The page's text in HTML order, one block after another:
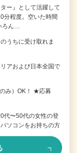
ー』として活躍して
分程度。空いた時間
ろん…
うちに受け取れま
アおよび日本全国で
み）OK！ ★応募
代〜50代の女性の登
ソコンをお持ちの方